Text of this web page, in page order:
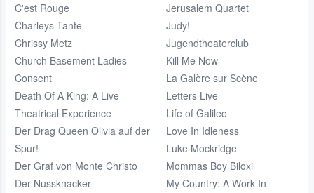
C'est Rouge
Charleys Tante
Chrissy Metz
Church Basement Ladies
Consent
Death Of A King: A Live
Theatrical Experience
Der Drag Queen Olivia auf der
Spur!
Der Graf von Monte Christo
Der Nussknacker
Jerusalem Quartet
Judy!
Jugendtheaterclub
Kill Me Now
La Galère sur Scène
Letters Live
Life of Galileo
Love In Idleness
Luke Mockridge
Mommas Boy Biloxi
My Country: A Work In